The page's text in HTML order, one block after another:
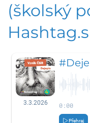
(školský
3.3.2026 0:00
Přehraj